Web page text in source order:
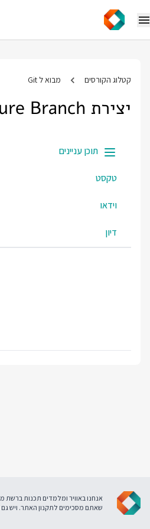
קטלוג הקורסים מבוא ל Git
יצירת Feature Branch
תוכן עניינים
טקסט
וידאו
דיון
שאתם מסכימים לתקנון האתר. ויש גם